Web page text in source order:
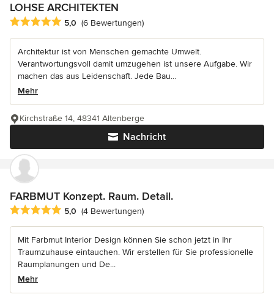
LOHSE ARCHITEKTEN
Durchschnittliche Bewertung: 5 von 5 Sternen
5,0 (6 Bewertungen)
Architektur ist von Menschen gemachte Umwelt.
Verantwortungsvoll damit umzugehen ist unsere Aufgabe. Wir
machen das aus Leidenschaft. Jede Bau...
Mehr
Nachricht
Kirchstraße 14, 48341 Altenberge
FARBMUT Konzept. Raum. Detail.
Durchschnittliche Bewertung: 5 von 5 Sternen
5,0 (4 Bewertungen)
Mit Farbmut Interior Design können Sie schon jetzt in Ihr
Traumzuhause eintauchen. Wir erstellen für Sie professionelle
Raumplanungen und De...
Mehr